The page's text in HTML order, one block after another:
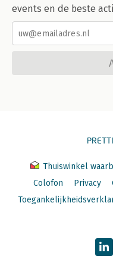
events en de beste
Thuiswinkel
Colofon
Privacy